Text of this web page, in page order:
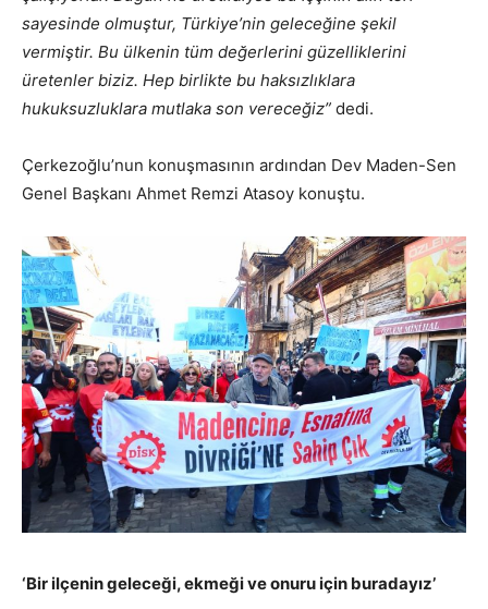
sayesinde olmuştur, Türkiye’nin geleceğine şekil
vermiştir. Bu ülkenin tüm değerlerini güzelliklerini
üretenler biziz. Hep birlikte bu haksızlıklara
hukuksuzluklara mutlaka son vereceğiz” dedi.
Çerkezoğlu’nun konuşmasının ardından Dev Maden-Sen
Genel Başkanı Ahmet Remzi Atasoy konuştu.
‘Bir ilçenin geleceği, ekmeği ve onuru için buradayız’